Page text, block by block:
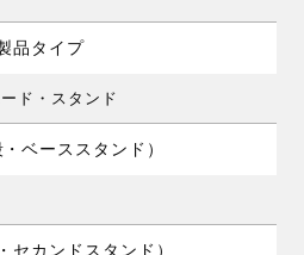
品タイプ
ド・スタンド
ベーススタンド）
セカンドスタンド）